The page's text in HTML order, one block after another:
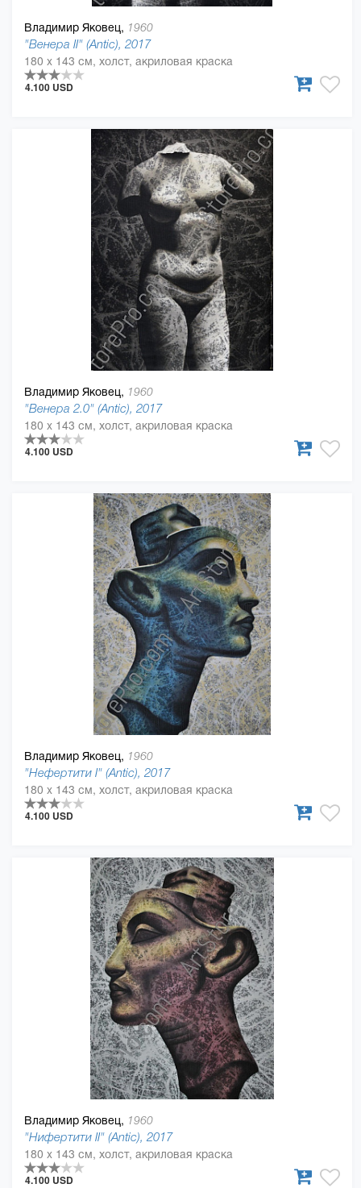
Владимир Яковец, 1960
"Венера ІІ" (Antic), 2017
180 x 143 см, холст, акриловая краска
4.100 USD
Владимир Яковец, 1960
"Венера 2.0" (Antic), 2017
180 x 143 см, холст, акриловая краска
4.100 USD
Владимир Яковец, 1960
"Нефертити І" (Antic), 2017
180 x 143 см, холст, акриловая краска
4.100 USD
Владимир Яковец, 1960
"Нифертити II" (Antic), 2017
180 x 143 см, холст, акриловая краска
4.100 USD